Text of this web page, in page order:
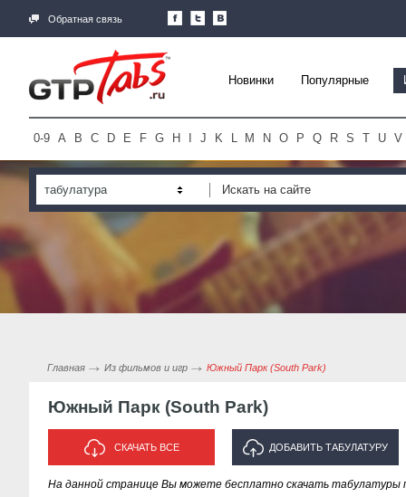
Обратная связь
Новинки Популярные
0-9 A B C D E F G H J K L M N O P Q R S T U V
табулатура
Главная Из фильмов и игр Южный Парк (South Park)
Южный Парк (South Park)
СКАЧАТЬ ВСЕ ДОБАВИТЬ ТАБУЛАТУРУ
ИСПОЛНИТЕЛЯ "ЮЖНЫЙ ПАРК
На данной странице Вы можете бесплатно скачать табулатуры